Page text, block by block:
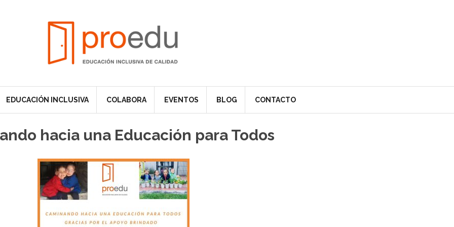
EDUCACIÓN INCLUSIVA COLABORA EVENTOS BLOG CONTACTO
hacia una Educación para Todos